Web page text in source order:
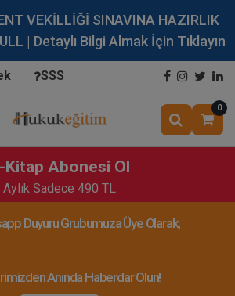
VEKİLLİĞİ SINAVINA HAZIRLIK
| Detaylı Bilgi Almak İçin Tıklayın
SSS
0
Kitap Abonesi Ol
Aylık Sadece 490 TL
Duyuru Grubumuza Üye Olarak,
Anında Haberdar Olun!